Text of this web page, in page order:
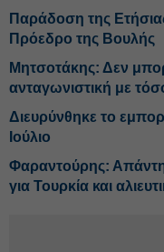
Παράδοση της
Πρόεδρο της Βουλής
Μητσοτάκης: Δεν
ανταγωνιστική με
Διευρύνθηκε το
Ιούλιο
Φαραντούρης:
για Τουρκία και